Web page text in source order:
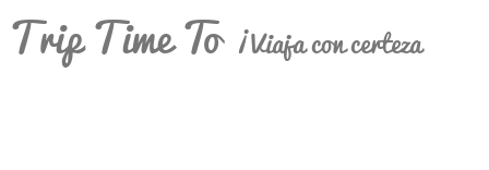
Trip Time To ¡Viaja con certeza